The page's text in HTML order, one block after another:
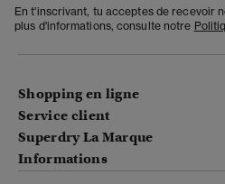
En t'inscrivant, tu acceptes de recevoir
plus d'informations, consulte notre
Shopping en ligne
Service client
Superdry La Marque
Informations